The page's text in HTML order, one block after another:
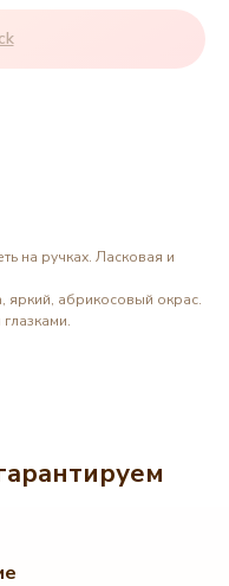
на ручках. Ласковая и
яркий, абрикосовый окрас.